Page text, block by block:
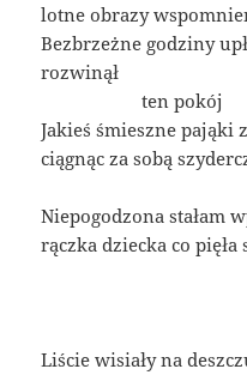
lotne obrazy
Bezbrzeżne godziny
rozwinął
____________ten pokój
Jakieś śmieszne pająki
ciągnąc za sobą
Niepogodzona stałam
rączka dziecka co
Liście wisiały na